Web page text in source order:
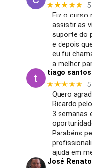
★★★★★
Fiz o curso
assistir as
suporte do
e depois
eu fui
a melhor
tiago
★★★★★
Quero
Ricardo
3 semanas
Parabéns
ajuda em
José